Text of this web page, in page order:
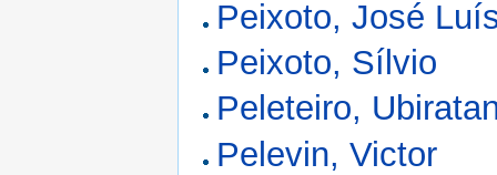
Peixoto, José
Peixoto, Sílvio
Peleteiro,
Pelevin, Victor